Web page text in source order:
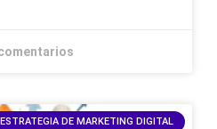
ESTRATEGIA DE MARKETING DIGITAL